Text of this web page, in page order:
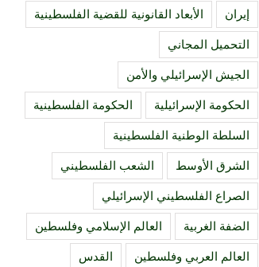
إيران الأبعاد القانونية للقضية الفلسطينية
التحميل المجاني
الجيش الإسرائيلي والأمن
الحكومة الإسرائيلية الحكومة الفلسطينية
السلطة الوطنية الفلسطينية
الشرق الأوسط الشعب الفلسطيني
الصراع الفلسطيني الإسرائيلي
الضفة الغربية العالم الإسلامي وفلسطين
العالم العربي وفلسطين القدس